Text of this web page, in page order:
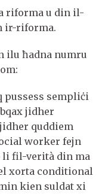
riforma u din il-
ir-riforma.
ħadna numru
pussess sempliċi
jidher
quddiem
worker fejn
li fil-verità din ma
xorta conditional
kien suldat xi